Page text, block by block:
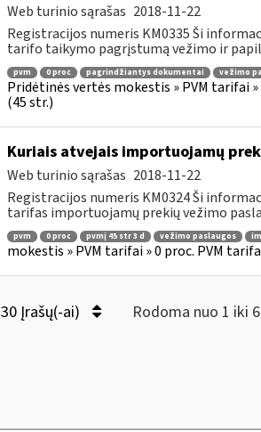
Web turinio sąrašas 2018-11-22
Registracijos numeris KM0335 Ši
tarifo taikymo pagrįstumą vežimo ir
pvm 0 proc pagrindžiantys dokumentai vežimo
Pridėtinės vertės mokestis » PVM tarifai
(45 str.)
Kuriais atvejais importuojamų
Web turinio sąrašas 2018-11-22
Registracijos numeris KM0324 Ši
tarifas importuojamų prekių vežimo
pvm 0 proc pvmį 45 str 3 d vežimo paslaugos
mokestis » PVM tarifai » 0 proc. PVM
30 Įrašų(-ai) Rodoma nuo 1 iki